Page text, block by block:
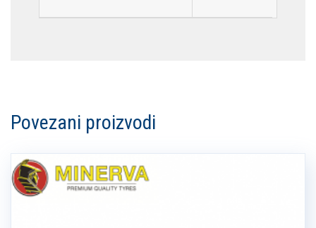
Povezani proizvodi